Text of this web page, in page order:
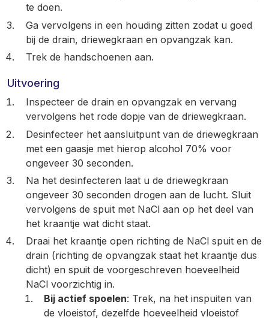
te doen.
Ga vervolgens in een houding zitten zodat u goed
bij de drain, driewegkraan en opvangzak kan.
Trek de handschoenen aan.
Uitvoering
Inspecteer de drain en opvangzak en vervang
vervolgens het rode dopje van de driewegkraan.
Desinfecteer het aansluitpunt van de driewegkraan
met een gaasje met hierop alcohol 70% voor
ongeveer 30 seconden.
Na het desinfecteren laat u de driewegkraan
ongeveer 30 seconden drogen aan de lucht. Sluit
vervolgens de spuit met NaCl aan op het deel van
het kraantje wat dicht staat.
Draai het kraantje open richting de NaCl spuit en de
drain (richting de opvangzak staat het kraantje dus
dicht) en spuit de voorgeschreven hoeveelheid
NaCl voorzichtig in.
Bij actief spoelen: Trek, na het inspuiten van
de vloeistof, dezelfde hoeveelheid vloeistof